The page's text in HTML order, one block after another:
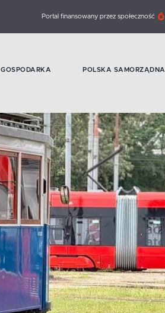
Portal finansowany przez społeczność
GOSPODARKA POLSKA SAMORZĄDNA